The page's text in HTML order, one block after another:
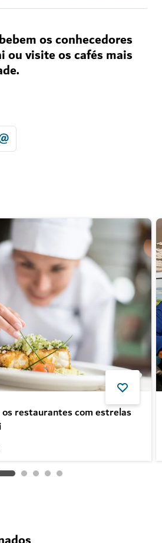
os conhecedores
ou visite os cafés mais
restaurantes com estrelas